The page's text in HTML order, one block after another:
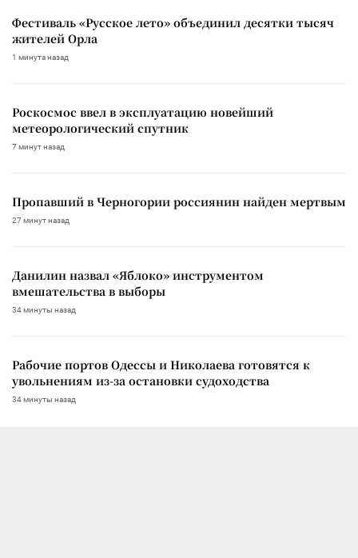
Фестиваль «Русское лето» объединил десятки тысяч
жителей Орла
1 минута назад
Роскосмос ввел в эксплуатацию новейший
метеорологический спутник
7 минут назад
Пропавший в Черногории россиянин найден мертвым
27 минут назад
Данилин назвал «Яблоко» инструментом
вмешательства в выборы
34 минуты назад
Рабочие портов Одессы и Николаева готовятся к
увольнениям из-за остановки судоходства
34 минуты назад